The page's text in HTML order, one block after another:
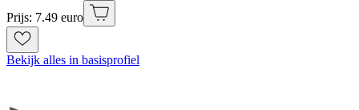
Prijs: 7.49 euro
Bekijk alles in basisprofiel